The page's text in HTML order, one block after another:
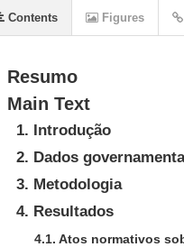
Resumo
Main Text
1. Introdução
2. Dados
3. Metodologia
4. Resultados
4.1. Atos normativos
Contents Figures